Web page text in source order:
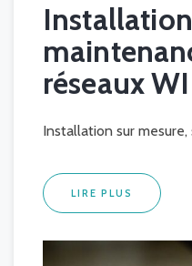
réseaux
Installation sur
LIRE PLUS